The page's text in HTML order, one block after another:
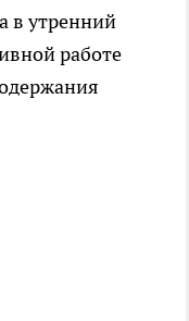
в утренний
работе